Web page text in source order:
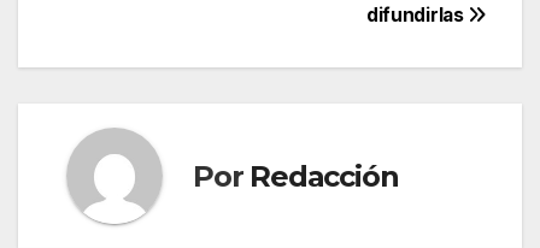
difundirlas
Por Redacción